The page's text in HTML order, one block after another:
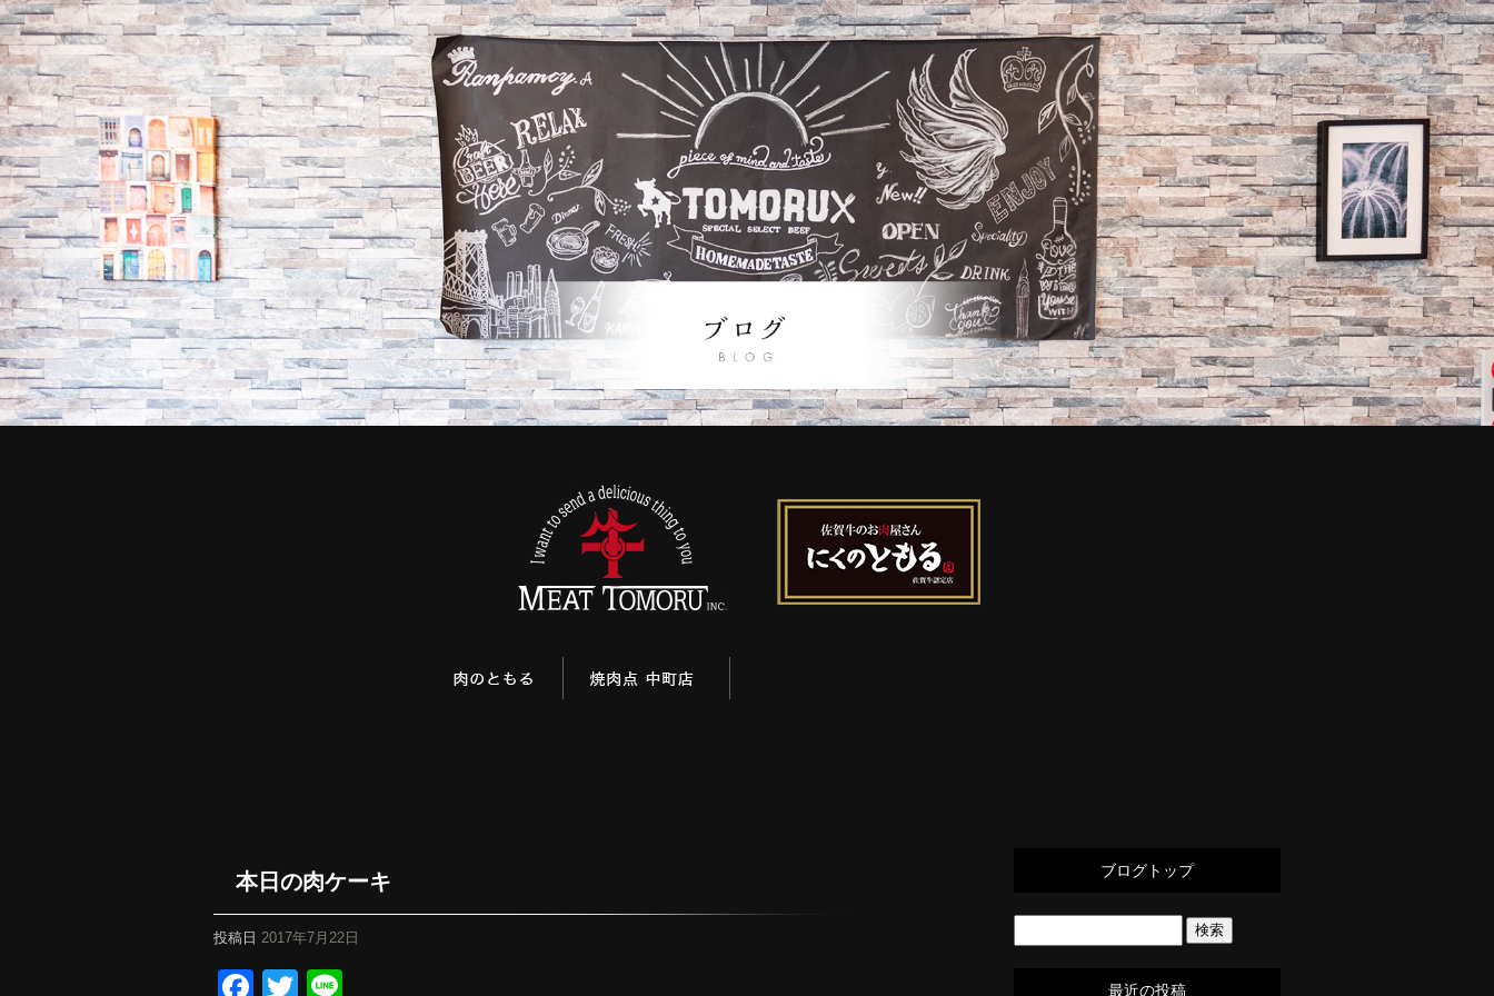
本日の肉ケーキ|佐賀牛・伊万里牛取扱店 MEAT TOMORU
本日の肉ケーキ
投稿日 2017年7月22日
Facebook
Twitter
ブログトップ
最近の投稿